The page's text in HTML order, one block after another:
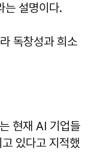
는 설명이다.
독창성과 희소
현재 AI 기업들
있다고 지적했